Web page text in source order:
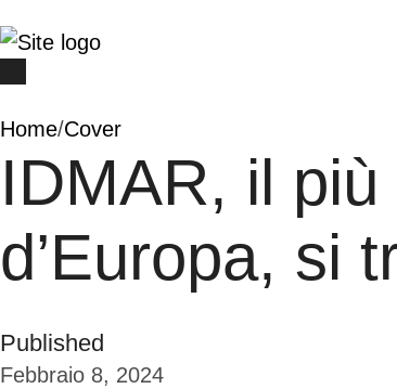
Home/Cover
IDMAR, il
d’Europa, si
Published
Febbraio 8, 2024